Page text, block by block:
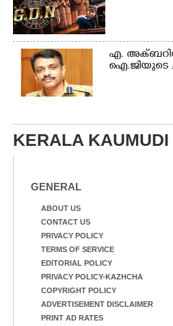
എ.
ഐ.ജിയുടെ
KERALA KAUMUDI
GENERAL
ABOUT US
CONTACT US
PRIVACY POLICY
TERMS OF SERVICE
EDITORIAL POLICY
PRIVACY POLICY-KAZHCHA
COPYRIGHT POLICY
ADVERTISEMENT DISCLAIMER
PRINT AD RATES